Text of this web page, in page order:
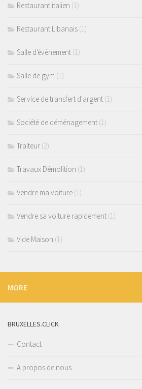
Restaurant italien (1)
Restaurant Libanais (1)
Salle d'évènement (1)
Salle de gym (1)
Service de transfert d'argent (1)
Société de déménagement (1)
Traiteur (2)
Travaux Démolition (1)
Vendre ma voiture (1)
Vendre sa voiture rapidement (1)
Vide Maison (1)
MORE
BRUXELLES.CLICK
Contact
A propos de nous